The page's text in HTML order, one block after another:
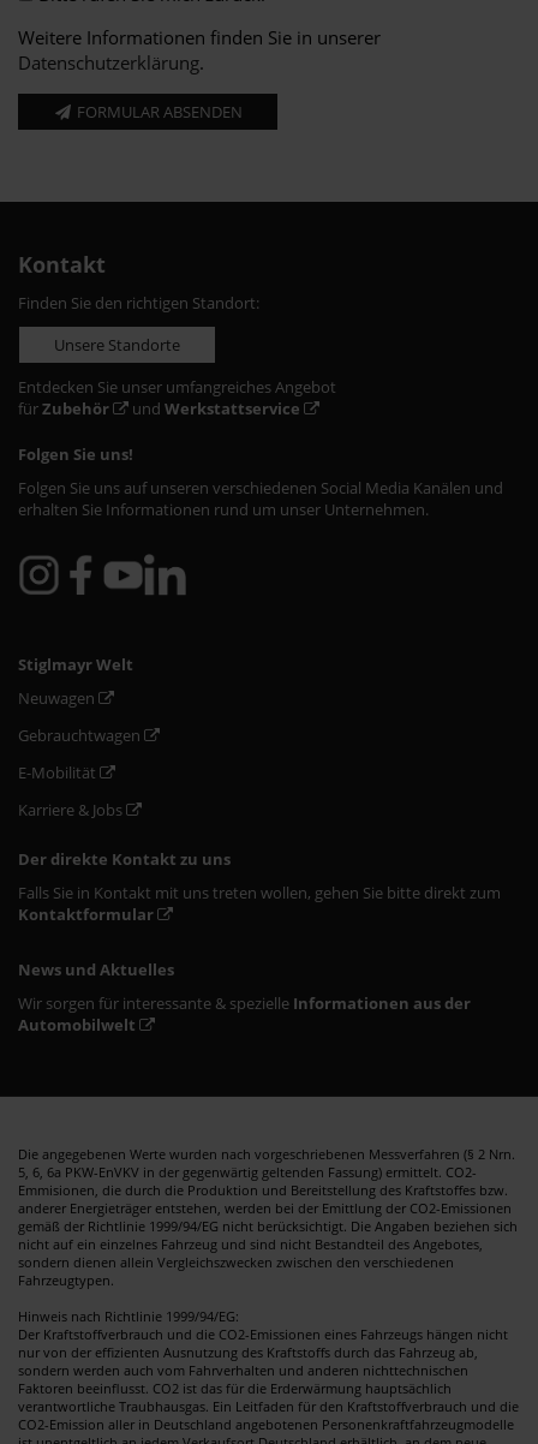
Weitere Informationen finden Sie in unserer
Datenschutzerklärung.
FORMULAR ABSENDEN
Kontakt
Finden Sie den richtigen Standort:
Unsere Standorte
Entdecken Sie unser umfangreiches Angebot
fürZubehör und Werkstattservice
Folgen Sie uns!
Folgen Sie uns auf unseren verschiedenen Social Media Kanälen und
erhalten Sie Informationen rund um unser Unternehmen.
Stiglmayr Welt
Neuwagen
Gebrauchtwagen
E-Mobilität
Karriere & Jobs
Der direkte Kontakt zu uns
Falls Sie in Kontakt mit uns treten wollen, gehen Sie bitte direkt zum
Kontaktformular
News und Aktuelles
Wir sorgen für interessante & spezielle Informationen aus der
Automobilwelt
Die angegebenen Werte wurden nach vorgeschriebenen Messverfahren (§ 2 Nrn.
5, 6, 6a PKW-EnVKV in der gegenwärtig geltenden Fassung) ermittelt. CO2-
Emmisionen, die durch die Produktion und Bereitstellung des Kraftstoffes bzw.
anderer Energieträger entstehen, werden bei der Emittlung der CO2-Emissionen
gemäß der Richtlinie 1999/94/EG nicht berücksichtigt. Die Angaben beziehen sich
nicht auf ein einzelnes Fahrzeug und sind nicht Bestandteil des Angebotes,
sondern dienen allein Vergleichszwecken zwischen den verschiedenen
Fahrzeugtypen.
Hinweis nach Richtlinie 1999/94/EG:
Der Kraftstoffverbrauch und die CO2-Emissionen eines Fahrzeugs hängen nicht
nur von der effizienten Ausnutzung des Kraftstoffs durch das Fahrzeug ab,
sondern werden auch vom Fahrverhalten und anderen nichttechnischen
Faktoren beeinflusst. CO2 ist das für die Erderwärmung hauptsächlich
verantwortliche Traubhausgas. Ein Leitfaden für den Kraftstoffverbrauch und die
CO2-Emission aller in Deutschland angebotenen Personenkraftfahrzeugmodelle